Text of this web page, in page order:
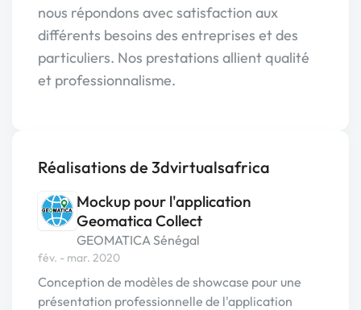
nous répondons avec satisfaction aux
différents besoins des entreprises et des
particuliers. Nos prestations allient qualité
et professionnalisme.
Réalisations de 3dvirtualsafrica
Mockup pour l'application
Geomatica Collect
GEOMATICA Sénégal
fév. - mar. 2020
Conception de modèles de showcase pour une
présentation professionnelle de l'application